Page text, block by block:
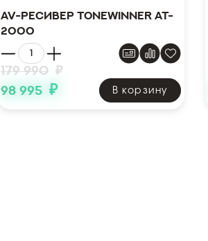
AV-ресивер ToneWinner AT-
2000
179 990 ₽
98 995 ₽ В корзину